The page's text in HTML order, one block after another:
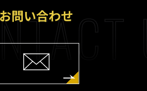
お問い合わせ